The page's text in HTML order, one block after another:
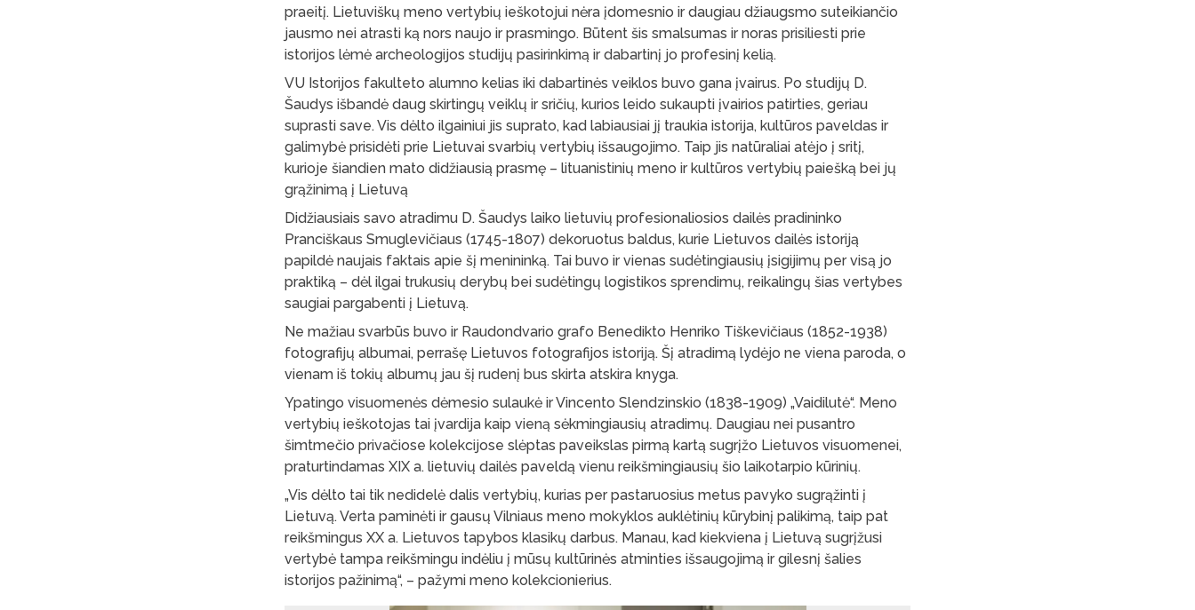
praeitį. Lietuviškų meno vertybių ieškotojui nėra įdomesnio ir daugiau džiaugsmo suteikiančio
jausmo nei atrasti ką nors naujo ir prasmingo. Būtent šis smalsumas ir noras prisiliesti prie
istorijos lėmė archeologijos studijų pasirinkimą ir dabartinį jo profesinį kelią.
VU Istorijos fakulteto alumno kelias iki dabartinės veiklos buvo gana įvairus. Po studijų D.
Šaudys išbandė daug skirtingų veiklų ir sričių, kurios leido sukaupti įvairios patirties, geriau
suprasti save. Vis dėlto ilgainiui jis suprato, kad labiausiai jį traukia istorija, kultūros paveldas ir
galimybė prisidėti prie Lietuvai svarbių vertybių išsaugojimo. Taip jis natūraliai atėjo į sritį,
kurioje šiandien mato didžiausią prasmę – lituanistinių meno ir kultūros vertybių paiešką bei jų
grąžinimą į Lietuvą
Didžiausiais savo atradimu D. Šaudys laiko lietuvių profesionaliosios dailės pradininko
Pranciškaus Smuglevičiaus (1745-1807) dekoruotus baldus, kurie Lietuvos dailės istoriją
papildė naujais faktais apie šį menininką. Tai buvo ir vienas sudėtingiausių įsigijimų per visą jo
praktiką – dėl ilgai trukusių derybų bei sudėtingų logistikos sprendimų, reikalingų šias vertybes
saugiai pargabenti į Lietuvą.
Ne mažiau svarbūs buvo ir Raudondvario grafo Benedikto Henriko Tiškevičiaus (1852-1938)
fotografijų albumai, perrašę Lietuvos fotografijos istoriją. Šį atradimą lydėjo ne viena paroda, o
vienam iš tokių albumų jau šį rudenį bus skirta atskira knyga.
Ypatingo visuomenės dėmesio sulaukė ir Vincento Slendzinskio (1838-1909) „Vaidilutė“. Meno
vertybių ieškotojas tai įvardija kaip vieną sėkmingiausių atradimų. Daugiau nei pusantro
šimtmečio privačiose kolekcijose slėptas paveikslas pirmą kartą sugrįžo Lietuvos visuomenei,
praturtindamas XIX a. lietuvių dailės paveldą vienu reikšmingiausių šio laikotarpio kūrinių.
„Vis dėlto tai tik nedidelė dalis vertybių, kurias per pastaruosius metus pavyko sugrąžinti į
Lietuvą. Verta paminėti ir gausų Vilniaus meno mokyklos auklėtinių kūrybinį palikimą, taip pat
reikšmingus XX a. Lietuvos tapybos klasikų darbus. Manau, kad kiekviena į Lietuvą sugrįžusi
vertybė tampa reikšmingu indėliu į mūsų kultūrinės atminties išsaugojimą ir gilesnį šalies
istorijos pažinimą“, – pažymi meno kolekcionierius.